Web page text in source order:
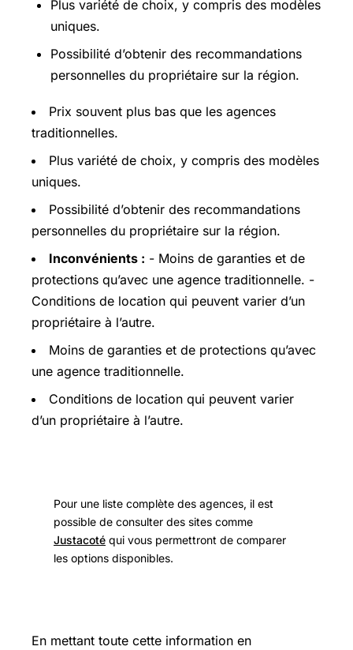
Plus variété de choix, y compris des modèles
uniques.
Possibilité d’obtenir des recommandations
personnelles du propriétaire sur la région.
Prix souvent plus bas que les agences
traditionnelles.
Plus variété de choix, y compris des modèles
uniques.
Possibilité d’obtenir des recommandations
personnelles du propriétaire sur la région.
Inconvénients : - Moins de garanties et de
protections qu’avec une agence traditionnelle. -
Conditions de location qui peuvent varier d’un
propriétaire à l’autre.
Moins de garanties et de protections qu’avec
une agence traditionnelle.
Conditions de location qui peuvent varier
d’un propriétaire à l’autre.
Pour une liste complète des agences, il est
possible de consulter des sites comme
Justacoté qui vous permettront de comparer
les options disponibles.
En mettant toute cette information en